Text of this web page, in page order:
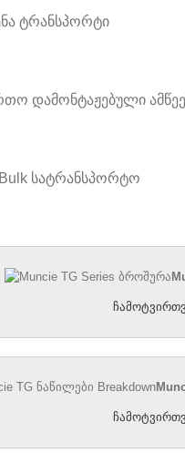
ტრანსპორტი
დამონტაჟებული
სატრანსპორტო